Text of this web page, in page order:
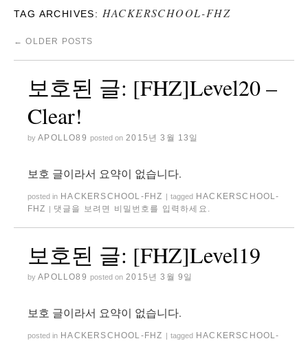
TAG ARCHIVES: HACKERSCHOOL-FHZ
← OLDER POSTS
보호된 글: [FHZ]Level20 –
Clear!
by APOLLO89 posted on 2015년 3월 13일
보호 글이라서 요약이 없습니다.
posted in HACKERSCHOOL-FHZ | tagged HACKERSCHOOL-
FHZ | 댓글을 보려면 비밀번호를 입력하세요.
보호된 글: [FHZ]Level19
by APOLLO89 posted on 2015년 3월 9일
보호 글이라서 요약이 없습니다.
posted in HACKERSCHOOL-FHZ | tagged HACKERSCHOOL-